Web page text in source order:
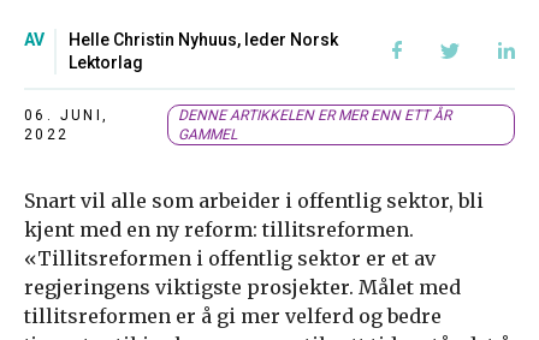
AV
Helle Christin Nyhuus, leder Norsk
Lektorlag
06. JUNI,
2022
DENNE ARTIKKELEN ER MER ENN ETT ÅR
GAMMEL
Snart vil alle som arbeider i offentlig sektor, bli
kjent med en ny reform: tillitsreformen.
«Tillitsreformen i offentlig sektor er et av
regjeringens viktigste prosjekter. Målet med
tillitsreformen er å gi mer velferd og bedre